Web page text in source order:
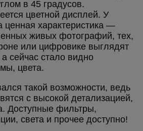
в 45 градусов.
цветной дисплей. У
ценная характеристика —
живых фотографий, тех,
или цифровике выглядят
сейчас стало видно
цвета.
такой возможности, ведь
с высокой детализацией,
Доступные фильтры,
света и прочее доступно!